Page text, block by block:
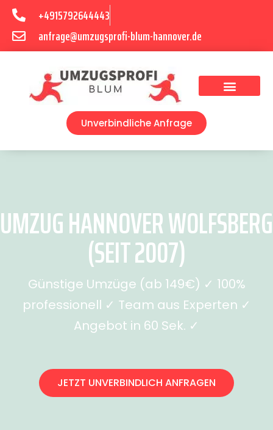
+4915792644443
anfrage@umzugsprofi-blum-hannover.de
Unverbindliche Anfrage
UMZUG HANNOVER WOLFSBERG
(SEIT 2007)
Günstige Umzüge (ab 149€) ✓ 100%
professionell ✓ Team aus Experten ✓
Angebot in 60 Sek. ✓
JETZT UNVERBINDLICH ANFRAGEN